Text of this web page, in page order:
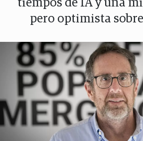
tiempos de IA y una
pero optimista